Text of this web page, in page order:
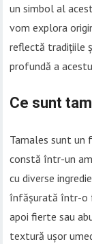
un simbol al
vom explora
reflectă tradițiile
profundă a
Ce sunt
Tamales sunt un
constă într-un
cu diverse
înfășurată într-o
apoi fierte sau
textură ușor